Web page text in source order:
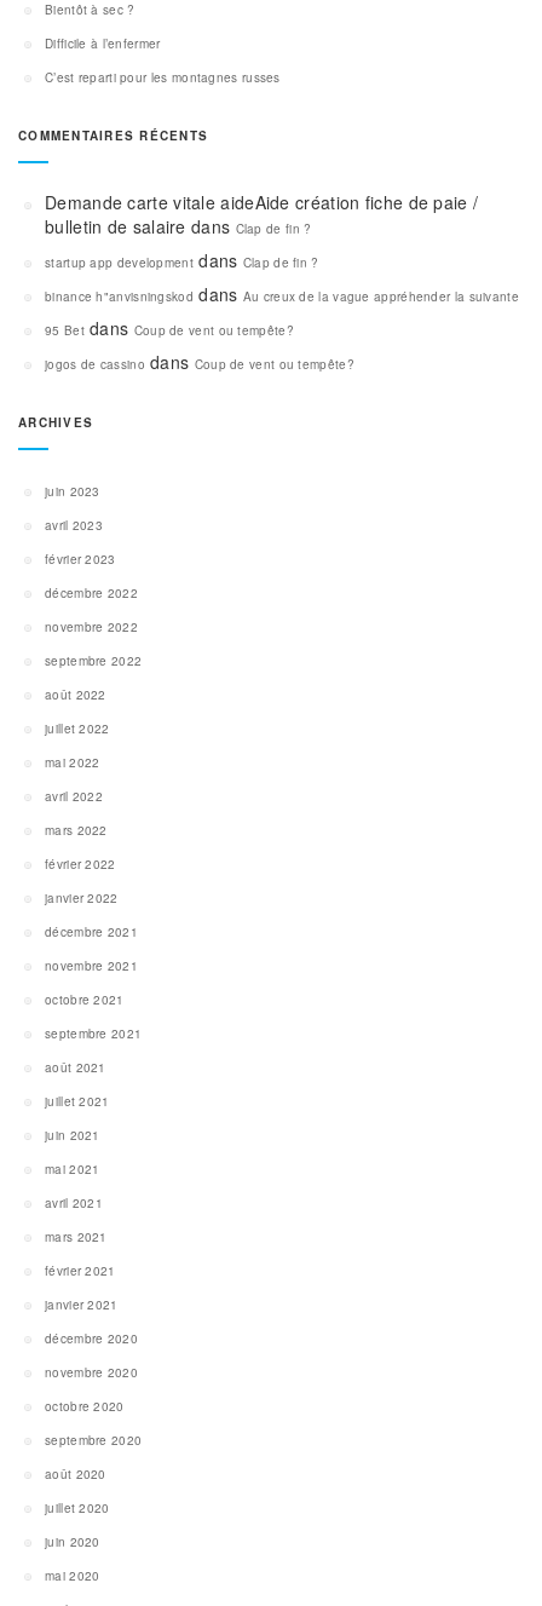
Bientôt à sec ?
Difficile à l’enfermer
C’est reparti pour les montagnes russes
COMMENTAIRES RÉCENTS
Demande carte vitale aideAide création fiche de paie /
bulletin de salaire dans Clap de fin ?
startup app developmentdans Clap de fin ?
binance h"anvisningskod dans Au creux de la vague appréhender la suivante
95 Betdans Coup de vent ou tempête?
jogos de cassino dans Coup de vent ou tempête?
ARCHIVES
juin 2023
avril 2023
février 2023
décembre 2022
novembre 2022
septembre 2022
août 2022
juillet 2022
mai 2022
avril 2022
mars 2022
février 2022
janvier 2022
décembre 2021
novembre 2021
octobre 2021
septembre 2021
août 2021
juillet 2021
juin 2021
mai 2021
avril 2021
mars 2021
février 2021
janvier 2021
décembre 2020
novembre 2020
octobre 2020
septembre 2020
août 2020
juillet 2020
juin 2020
mai 2020